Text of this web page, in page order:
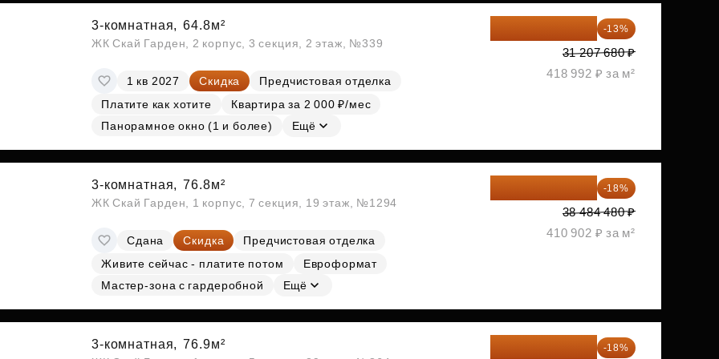
3-комнатная, 64.8м²
ЖК Скай Гарден, 2 корпус, 3 секция, 2 этаж, №339
1 кв 2027 Скидка
Предчистовая отделка
Платите как хотите
Квартира за 2 000 ₽/мес
Панорамное окно (1 и более)
Ещё
-13%
31 207 680 ₽
418 992 ₽ за м²
3-комнатная, 76.8м²
ЖК Скай Гарден, 1 корпус, 7 секция, 19 этаж, №1294
Сдана Скидка
Предчистовая отделка
Живите сейчас - платите потом
Евроформат
Мастер-зона с гардеробной
Ещё
-18%
38 484 480 ₽
410 902 ₽ за м²
3-комнатная, 76.9м² -18%